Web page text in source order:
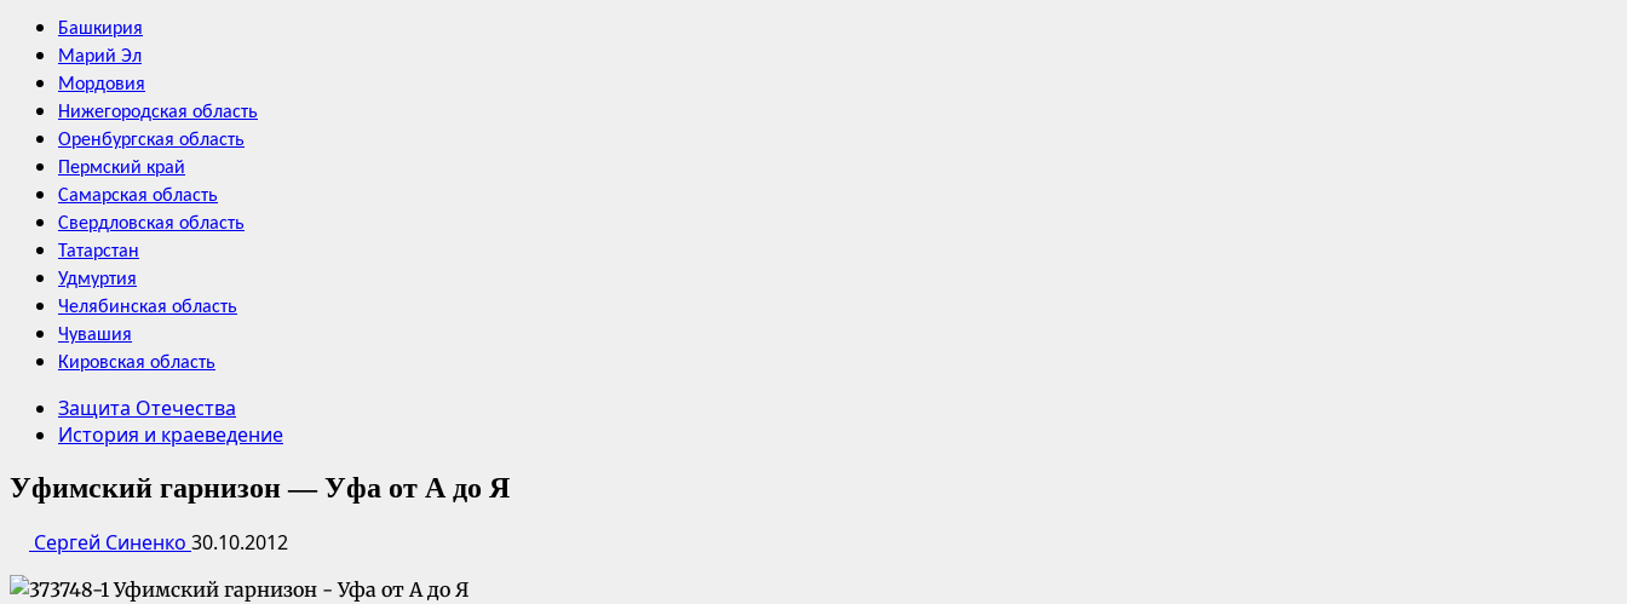
Башкирия
Марий Эл
Мордовия
Нижегородская область
Оренбургская область
Пермский край
Самарская область
Свердловская область
Татарстан
Удмуртия
Челябинская область
Чувашия
Кировская область
Защита Отечества
История и краеведение
Уфимский гарнизон — Уфа от А до Я
Сергей Синенко 30.10.2012